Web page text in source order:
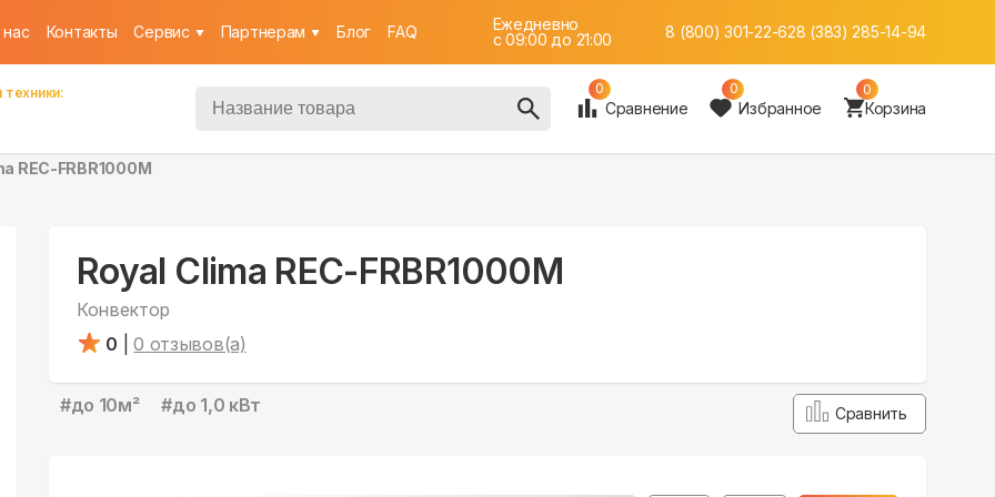
Контакты Cервис Партнерам Блог FAQ
Ежедневно
c 09:00 до 21:00
8 (800) 301-22-628 (383) 285-14-94
0
Сравнение
0
Избранное
0
Корзина
REC-FRBR1000M
Royal Clima REC-FRBR1000M
Конвектор
0
0 отзывов(а)
#до 10м² #до 1,0 кВт Сравнить